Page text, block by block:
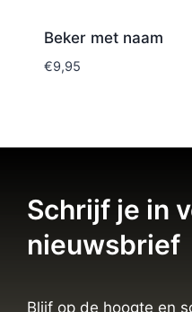
Beker met naam
€9,95
Schrijf je in
nieuwsbrief
Blijf op de hoogte en